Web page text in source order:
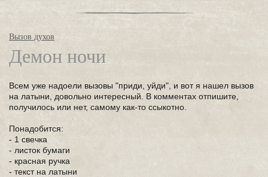
Вызов духов
Демон ночи
Всем уже надоели вызовы "приди, уйди", и вот я нашел вызов
на латыни, довольно интересный. В комментах отпишите,
получилось или нет, самому как-то ссыкотно.
Понадобится:
- 1 свечка
- листок бумаги
- красная ручка
- текст на латыни